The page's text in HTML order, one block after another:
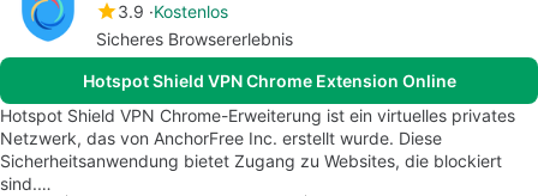
3.9 Kostenlos
Sicheres Browsererlebnis
Hotspot Shield VPN Chrome Extension Online
Hotspot Shield VPN Chrome-Erweiterung ist ein virtuelles privates
Netzwerk, das von AnchorFree Inc. erstellt wurde. Diese
Sicherheitsanwendung bietet Zugang zu Websites, die blockiert
sind.…